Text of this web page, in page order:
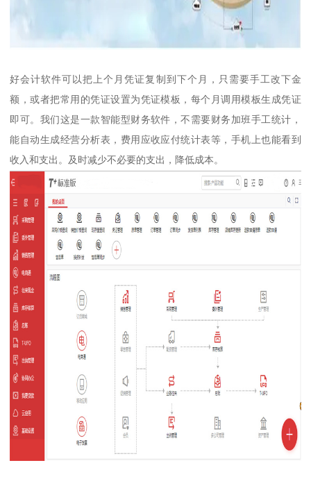
好会计软件可以把上个月凭证复制到下个月，只需要手工改下金
额，或者把常用的凭证设置为凭证模板，每个月调用模板生成凭证
即可。我们这是一款智能型财务软件，不需要财务加班手工统计，
能自动生成经营分析表，费用应收应付统计表等，手机上也能看到
收入和支出。及时减少不必要的支出，降低成本。